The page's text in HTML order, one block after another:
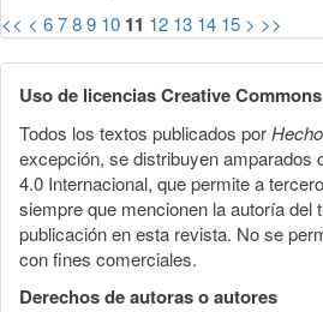
<< < 6789 10 11 12 13 14 15 > >>
Uso de licencias Creative
Todos los textos publicados por
excepción, se distribuyen amparados
4.0 Internacional, que permite a
siempre que mencionen la autoría del
publicación en esta revista. No se
con fines comerciales.
Derechos de autoras o autores